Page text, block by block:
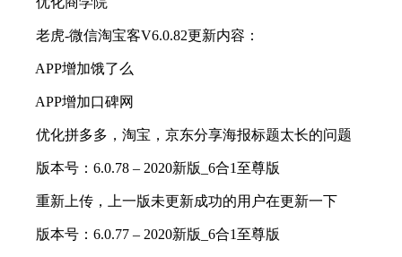
老虎-微信淘宝客V6.0.82更新内容：
APP增加饿了么
APP增加口碑网
优化拼多多，淘宝，京东分享海报标题太长的问题
版本号：6.0.78 – 2020新版_6合1至尊版
重新上传，上一版未更新成功的用户在更新一下
版本号：6.0.77 – 2020新版_6合1至尊版